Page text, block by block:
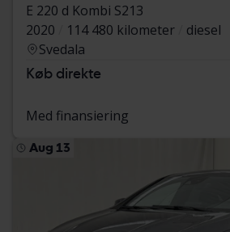
E 220 d Kombi S213
2020
114 480 kilometer
diesel
Svedala
Køb direkte
Med finansiering
Aug 13